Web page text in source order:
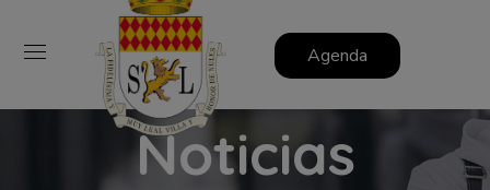
Agenda
Noticias